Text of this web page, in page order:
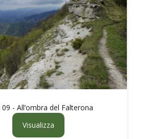
- All’ombra del Falterona
Visualizza